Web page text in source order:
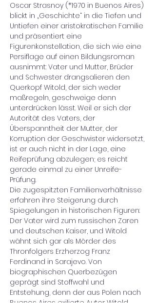
Oscar Strasnoy (*1970 in Buenos Aires)
blickt in „Geschichte“ in die Tiefen und
Untiefen einer aristokratischen Familie
und präsentiert eine
Figurenkonstellation, die sich wie eine
Persiflage auf einen Bildungsroman
ausnimmt: Vater und Mutter, Brüder
und Schwester drangsalieren den
Querkopf Witold, der sich weder
maßregeln, geschweige denn
unterdrücken lässt. Weil er sich der
Autorität des Vaters, der
Überspanntheit der Mutter, der
Korruption der Geschwister widersetzt,
ist er auch nicht in der Lage, eine
Reifeprüfung abzulegen; es reicht
gerade einmal zu einer Unreife-
Prüfung.
Die zugespitzten Familienverhältnisse
erfahren ihre Steigerung durch
Spiegelungen in historischen Figuren:
Der Vater wird zum russischen Zaren
und deutschen Kaiser, und Witold
wähnt sich gar als Mörder des
Thronfolgers Erzherzog Franz
Ferdinand in Sarajevo. Von
biographischen Querbezügen
geprägt sind Stoffwahl und
Entstehung, denn der aus Polen nach
Buenos Aires exilierte Autor Witold